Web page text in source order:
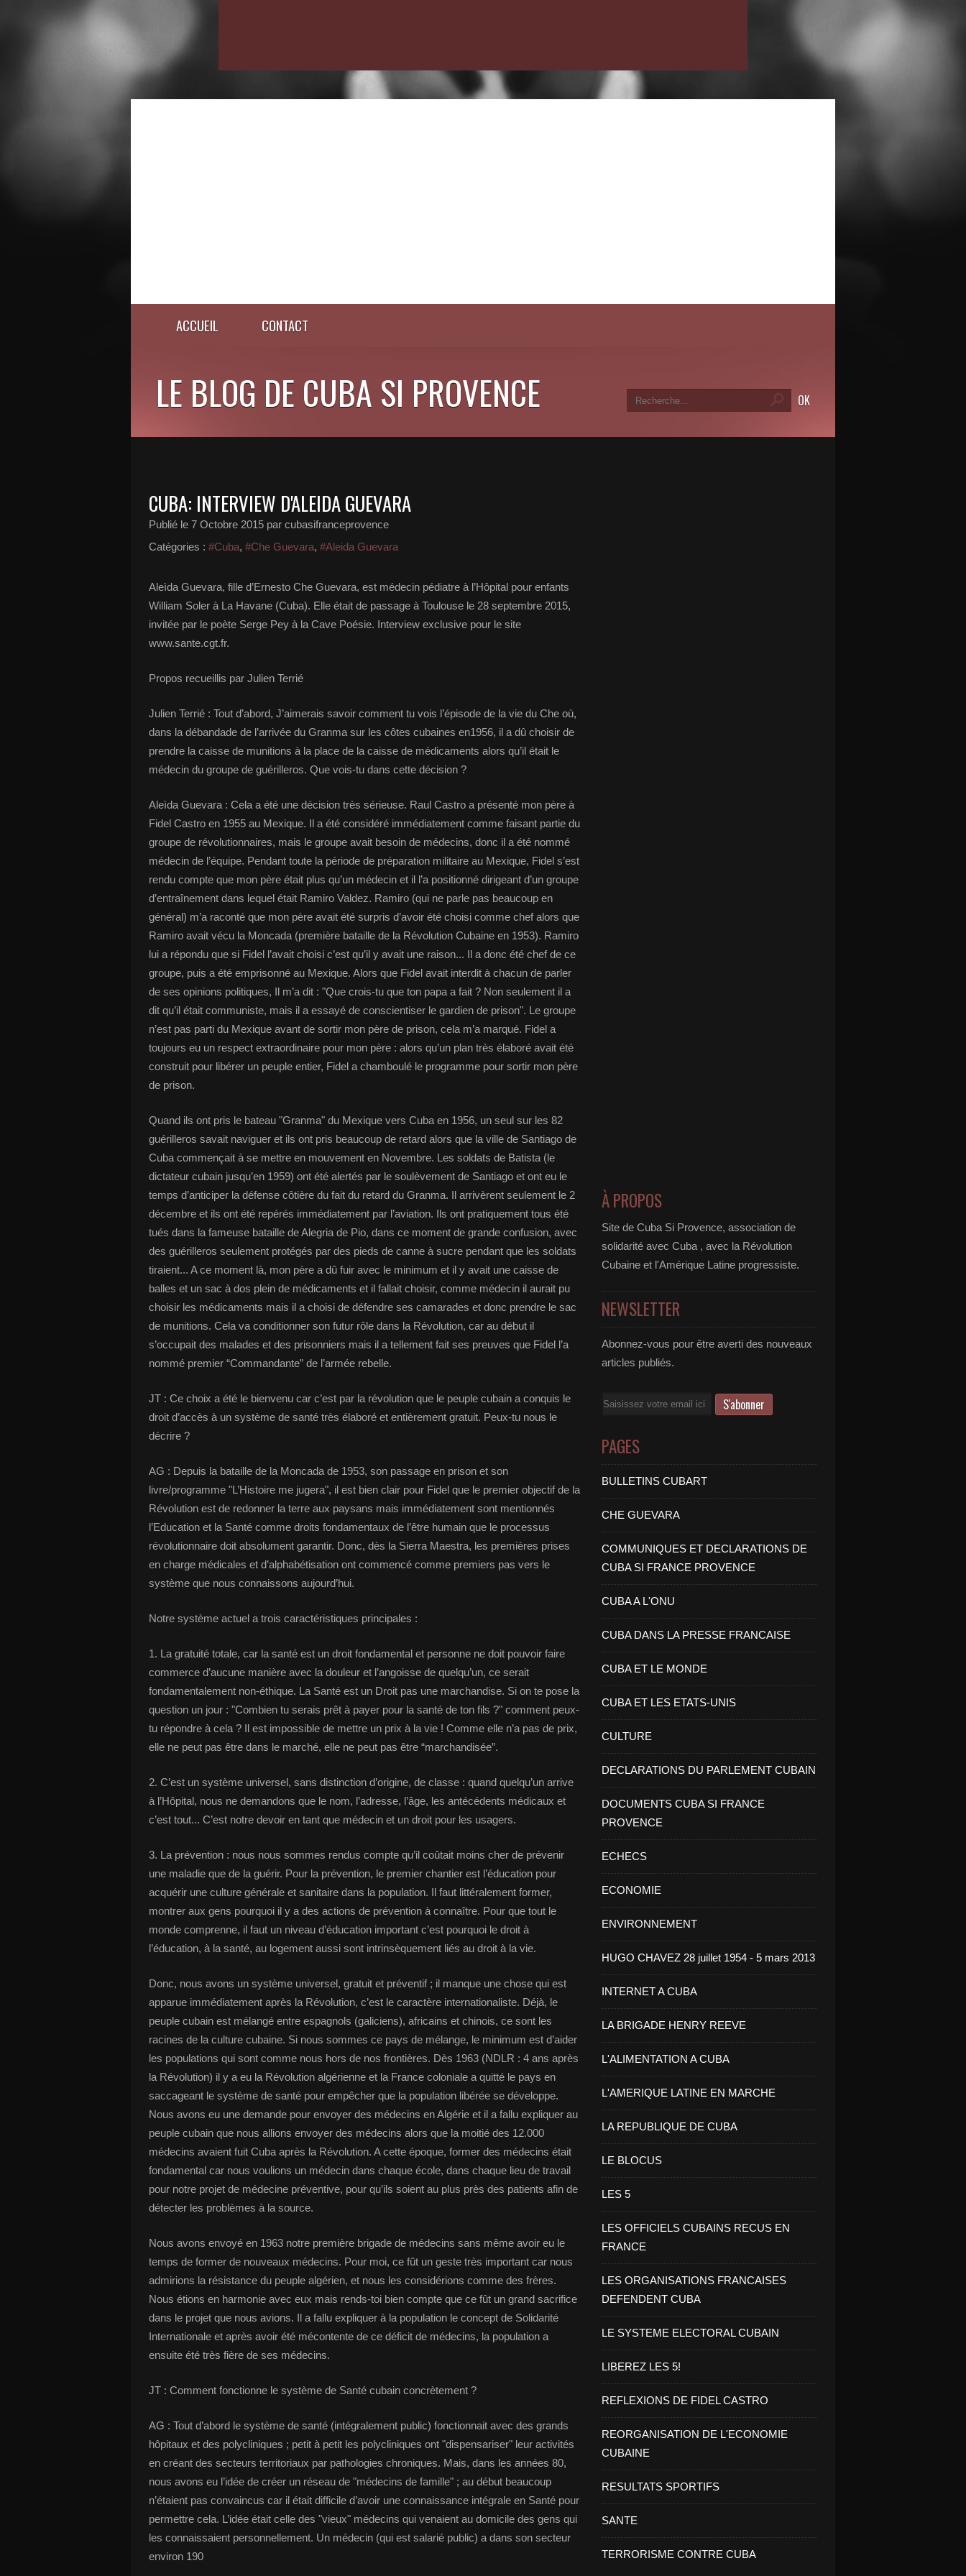
ACCUEIL CONTACT
LE BLOG DE CUBA SI PROVENCE
CUBA: INTERVIEW D'ALEIDA GUEVARA
Publié le 7 Octobre 2015 par cubasifranceprovence
Catégories : #Cuba, #Che Guevara, #Aleida Guevara
Aleìda Guevara, fille d’Ernesto Che Guevara, est médecin pédiatre à l’Hôpital pour enfants
William Soler à La Havane (Cuba). Elle était de passage à Toulouse le 28 septembre 2015,
invitée par le poète Serge Pey à la Cave Poésie. Interview exclusive pour le site
www.sante.cgt.fr.
Propos recueillis par Julien Terrié
Julien Terrié : Tout d’abord, J’aimerais savoir comment tu vois l’épisode de la vie du Che où,
dans la débandade de l’arrivée du Granma sur les côtes cubaines en1956, il a dû choisir de
prendre la caisse de munitions à la place de la caisse de médicaments alors qu’il était le
médecin du groupe de guérilleros. Que vois-tu dans cette décision ?
Aleìda Guevara : Cela a été une décision très sérieuse. Raul Castro a présenté mon père à
Fidel Castro en 1955 au Mexique. Il a été considéré immédiatement comme faisant partie du
groupe de révolutionnaires, mais le groupe avait besoin de médecins, donc il a été nommé
médecin de l’équipe. Pendant toute la période de préparation militaire au Mexique, Fidel s’est
rendu compte que mon père était plus qu’un médecin et il l’a positionné dirigeant d’un groupe
d’entraînement dans lequel était Ramiro Valdez. Ramiro (qui ne parle pas beaucoup en
général) m’a raconté que mon père avait été surpris d’avoir été choisi comme chef alors que
Ramiro avait vécu la Moncada (première bataille de la Révolution Cubaine en 1953). Ramiro
lui a répondu que si Fidel l’avait choisi c’est qu’il y avait une raison... Il a donc été chef de ce
groupe, puis a été emprisonné au Mexique. Alors que Fidel avait interdit à chacun de parler
de ses opinions politiques, Il m’a dit : "Que crois-tu que ton papa a fait ? Non seulement il a
dit qu’il était communiste, mais il a essayé de conscientiser le gardien de prison". Le groupe
n’est pas parti du Mexique avant de sortir mon père de prison, cela m’a marqué. Fidel a
toujours eu un respect extraordinaire pour mon père : alors qu’un plan très élaboré avait été
construit pour libérer un peuple entier, Fidel a chamboulé le programme pour sortir mon père
de prison.
Quand ils ont pris le bateau "Granma" du Mexique vers Cuba en 1956, un seul sur les 82
guérilleros savait naviguer et ils ont pris beaucoup de retard alors que la ville de Santiago de
Cuba commençait à se mettre en mouvement en Novembre. Les soldats de Batista (le
dictateur cubain jusqu’en 1959) ont été alertés par le soulèvement de Santiago et ont eu le
temps d’anticiper la défense côtière du fait du retard du Granma. Il arrivèrent seulement le 2
décembre et ils ont été repérés immédiatement par l’aviation. Ils ont pratiquement tous été
tués dans la fameuse bataille de Alegria de Pio, dans ce moment de grande confusion, avec
des guérilleros seulement protégés par des pieds de canne à sucre pendant que les soldats
tiraient... A ce moment là, mon père a dû fuir avec le minimum et il y avait une caisse de
balles et un sac à dos plein de médicaments et il fallait choisir, comme médecin il aurait pu
choisir les médicaments mais il a choisi de défendre ses camarades et donc prendre le sac
de munitions. Cela va conditionner son futur rôle dans la Révolution, car au début il
s’occupait des malades et des prisonniers mais il a tellement fait ses preuves que Fidel l’a
nommé premier “Commandante” de l’armée rebelle.
JT : Ce choix a été le bienvenu car c’est par la révolution que le peuple cubain a conquis le
droit d’accès à un système de santé très élaboré et entièrement gratuit. Peux-tu nous le
décrire ?
AG : Depuis la bataille de la Moncada de 1953, son passage en prison et son
livre/programme "L’Histoire me jugera", il est bien clair pour Fidel que le premier objectif de la
Révolution est de redonner la terre aux paysans mais immédiatement sont mentionnés
l’Education et la Santé comme droits fondamentaux de l’être humain que le processus
révolutionnaire doit absolument garantir. Donc, dès la Sierra Maestra, les premières prises
en charge médicales et d’alphabétisation ont commencé comme premiers pas vers le
système que nous connaissons aujourd’hui.
Notre système actuel a trois caractéristiques principales :
1. La gratuité totale, car la santé est un droit fondamental et personne ne doit pouvoir faire
commerce d’aucune manière avec la douleur et l’angoisse de quelqu’un, ce serait
fondamentalement non-éthique. La Santé est un Droit pas une marchandise. Si on te pose la
question un jour : "Combien tu serais prêt à payer pour la santé de ton fils ?" comment peux-
tu répondre à cela ? Il est impossible de mettre un prix à la vie ! Comme elle n’a pas de prix,
elle ne peut pas être dans le marché, elle ne peut pas être “marchandisée”.
2. C’est un système universel, sans distinction d’origine, de classe : quand quelqu’un arrive
à l’Hôpital, nous ne demandons que le nom, l’adresse, l’âge, les antécédents médicaux et
c’est tout... C’est notre devoir en tant que médecin et un droit pour les usagers.
3. La prévention : nous nous sommes rendus compte qu’il coûtait moins cher de prévenir
une maladie que de la guérir. Pour la prévention, le premier chantier est l’éducation pour
acquérir une culture générale et sanitaire dans la population. Il faut littéralement former,
montrer aux gens pourquoi il y a des actions de prévention à connaître. Pour que tout le
monde comprenne, il faut un niveau d’éducation important c’est pourquoi le droit à
l’éducation, à la santé, au logement aussi sont intrinsèquement liés au droit à la vie.
Donc, nous avons un système universel, gratuit et préventif ; il manque une chose qui est
apparue immédiatement après la Révolution, c’est le caractère internationaliste. Déjà, le
peuple cubain est mélangé entre espagnols (galiciens), africains et chinois, ce sont les
racines de la culture cubaine. Si nous sommes ce pays de mélange, le minimum est d’aider
les populations qui sont comme nous hors de nos frontières. Dès 1963 (NDLR : 4 ans après
la Révolution) il y a eu la Révolution algérienne et la France coloniale a quitté le pays en
saccageant le système de santé pour empêcher que la population libérée se développe.
Nous avons eu une demande pour envoyer des médecins en Algérie et il a fallu expliquer au
peuple cubain que nous allions envoyer des médecins alors que la moitié des 12.000
médecins avaient fuit Cuba après la Révolution. A cette époque, former des médecins était
fondamental car nous voulions un médecin dans chaque école, dans chaque lieu de travail
pour notre projet de médecine préventive, pour qu’ils soient au plus près des patients afin de
détecter les problèmes à la source.
Nous avons envoyé en 1963 notre première brigade de médecins sans même avoir eu le
temps de former de nouveaux médecins. Pour moi, ce fût un geste très important car nous
admirions la résistance du peuple algérien, et nous les considérions comme des frères.
Nous étions en harmonie avec eux mais rends-toi bien compte que ce fût un grand sacrifice
dans le projet que nous avions. Il a fallu expliquer à la population le concept de Solidarité
Internationale et après avoir été mécontente de ce déficit de médecins, la population a
ensuite été très fière de ses médecins.
JT : Comment fonctionne le système de Santé cubain concrètement ?
AG : Tout d’abord le système de santé (intégralement public) fonctionnait avec des grands
hôpitaux et des polycliniques ; petit à petit les polycliniques ont "dispensariser" leur activités
en créant des secteurs territoriaux par pathologies chroniques. Mais, dans les années 80,
nous avons eu l’idée de créer un réseau de "médecins de famille" ; au début beaucoup
n’étaient pas convaincus car il était difficile d’avoir une connaissance intégrale en Santé pour
permettre cela. L’idée était celle des "vieux" médecins qui venaient au domicile des gens qui
les connaissaient personnellement. Un médecin (qui est salarié public) a dans son secteur
environ 190
À PROPOS
Site de Cuba Si Provence, association de
solidarité avec Cuba , avec la Révolution
Cubaine et l'Amérique Latine progressiste.
NEWSLETTER
Abonnez-vous pour être averti des nouveaux
articles publiés.
Email
PAGES
BULLETINS CUBART
CHE GUEVARA
COMMUNIQUES ET DECLARATIONS DE
CUBA SI FRANCE PROVENCE
CUBA A L'ONU
CUBA DANS LA PRESSE FRANCAISE
CUBA ET LE MONDE
CUBA ET LES ETATS-UNIS
CULTURE
DECLARATIONS DU PARLEMENT CUBAIN
DOCUMENTS CUBA SI FRANCE
PROVENCE
ECHECS
ECONOMIE
ENVIRONNEMENT
HUGO CHAVEZ 28 juillet 1954 - 5 mars 2013
INTERNET A CUBA
LA BRIGADE HENRY REEVE
L'ALIMENTATION A CUBA
L'AMERIQUE LATINE EN MARCHE
LA REPUBLIQUE DE CUBA
LE BLOCUS
LES 5
LES OFFICIELS CUBAINS RECUS EN
FRANCE
LES ORGANISATIONS FRANCAISES
DEFENDENT CUBA
LE SYSTEME ELECTORAL CUBAIN
LIBEREZ LES 5!
REFLEXIONS DE FIDEL CASTRO
REORGANISATION DE L'ECONOMIE
CUBAINE
RESULTATS SPORTIFS
SANTE
TERRORISME CONTRE CUBA